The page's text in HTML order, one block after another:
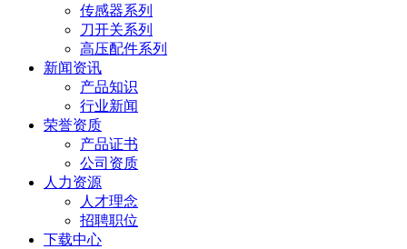
传感器系列
刀开关系列
高压配件系列
新闻资讯
产品知识
行业新闻
荣誉资质
产品证书
公司资质
人力资源
人才理念
招聘职位
下载中心